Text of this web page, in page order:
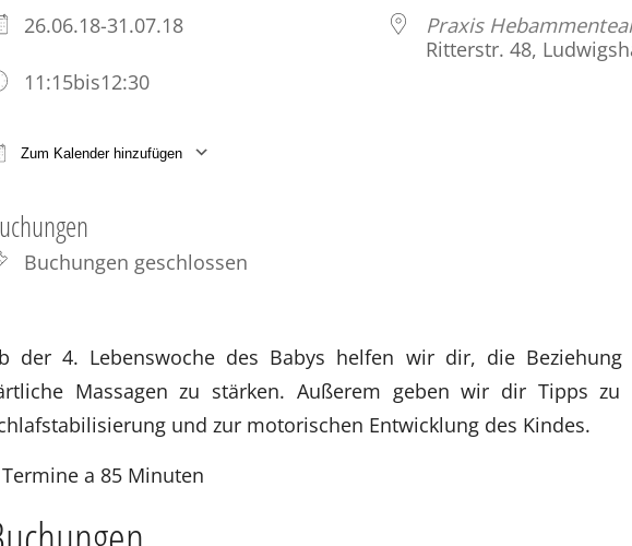
26.06.18-31.07.18
11:15bis12:30
Zum Kalender hinzufügen
Buchungen geschlossen
Praxis
Ritterstr. 48,
der 4. Lebenswoche des Babys helfen wir dir, die
Massagen zu stärken. Außerem geben wir dir Tipps zu
und zur motorischen Entwicklung des Kindes.
a 85 Minuten